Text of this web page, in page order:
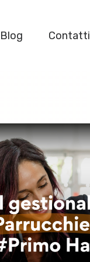
Blog Contatti